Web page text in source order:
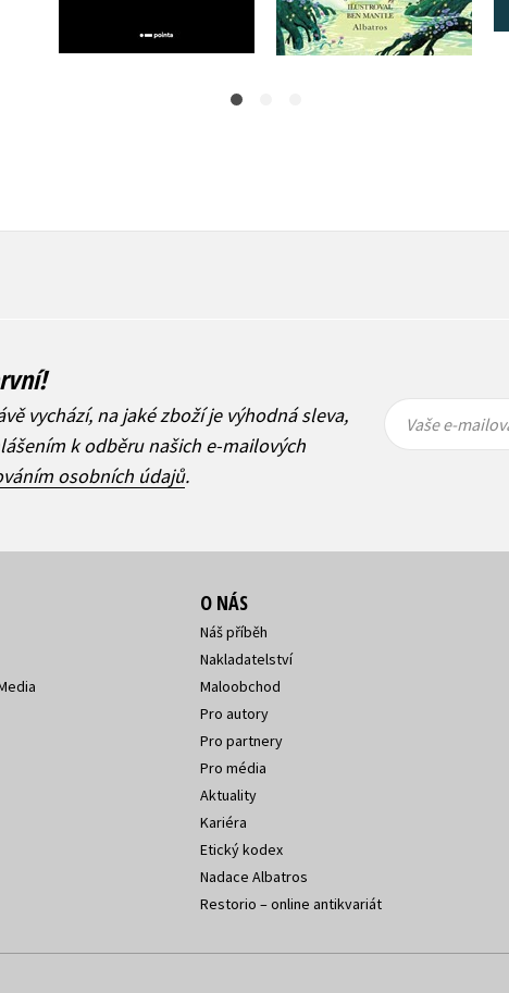
449 Kč
359 Kč
vychází, na jaké zboží je výhodná sleva,
k odběru našich e-mailových
osobních údajů.
mailová
mailová
Vaše e-
O NÁS
Náš příběh
Nakladatelství
Maloobchod
Pro autory
Pro partnery
Pro média
Aktuality
Kariéra
Etický kodex
Nadace Albatros
Restorio – online antikvariát